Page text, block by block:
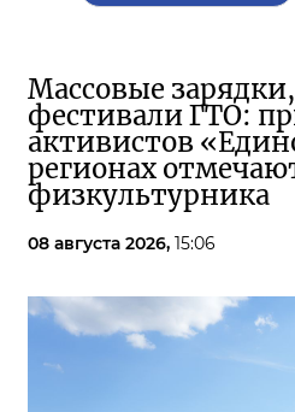
Массовые
фестивали ГТО:
активистов
регионах
физкультурника
08 августа 2026, 15:06